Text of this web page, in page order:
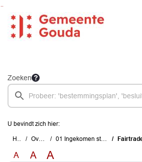
Ga naar de inhoud van deze pagina
Zoeken
U bevindt zich hier:
Home Overzichten 01 Ingekomen stukken: Samenleving Fairtrade Gouda
A A A